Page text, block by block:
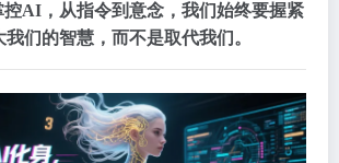
控AI，从指令到意念，我们始终要握紧
们的智慧，而不是取代我们。